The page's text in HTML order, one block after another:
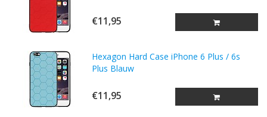
€11,95
Hexagon Hard Case iPhone 6 Plus / 6s
Plus Blauw
€11,95